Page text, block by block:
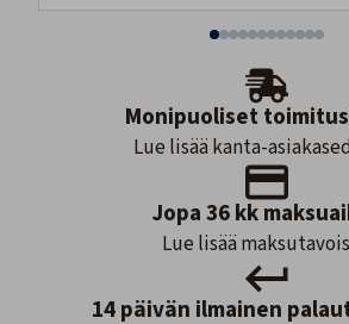
Monipuoliset
Lue lisää kanta-
Jopa 36 kk
Lue lisää
14 päivän ilmainen